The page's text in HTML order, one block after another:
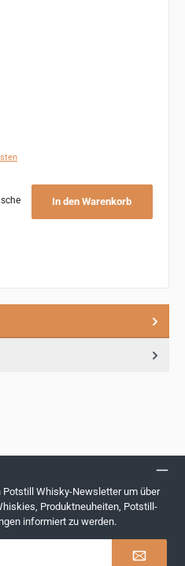
In den Warenkorb
Whisky-Newsletter um über
Produktneuheiten, Potstill-
informiert zu werden.